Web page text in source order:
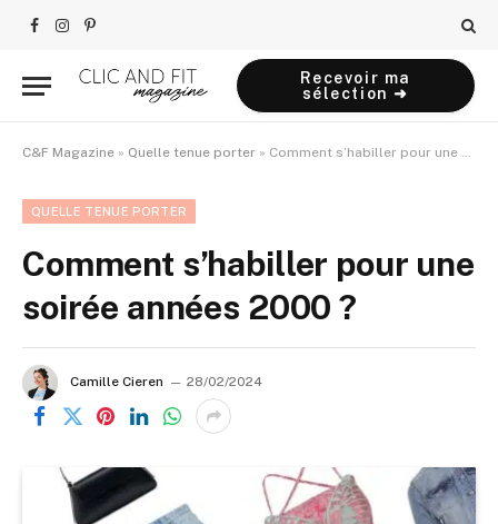
Facebook
Instagram
Pinterest
Recevoir ma
sélection ➜
C&F Magazine » Quelle tenue porter » Comment s’habiller pour une soirée années 2000 ?
QUELLE TENUE PORTER
Comment s’habiller pour une
soirée années 2000 ?
Camille Cieren 28/02/2024